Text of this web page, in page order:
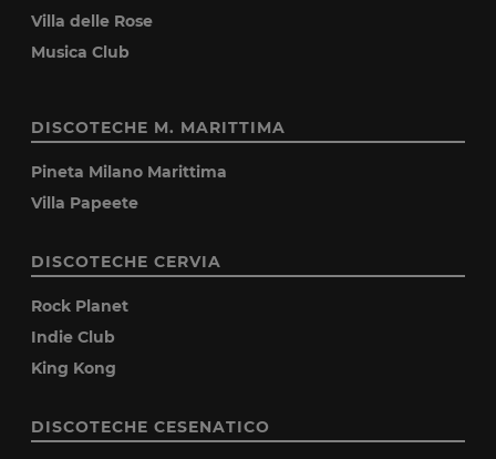
Villa delle Rose
Musica Club
DISCOTECHE M. MARITTIMA
Pineta Milano Marittima
Villa Papeete
DISCOTECHE CERVIA
Rock Planet
Indie Club
King Kong
DISCOTECHE CESENATICO